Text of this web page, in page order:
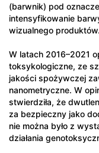
(barwnik) pod
intensyfikowanie
wizualnego produktów.
W latach 2016–2021
toksykologiczne, ze
jakości spożywczej
nanometryczne. W
stwierdziła, że
za bezpieczny jako
nie można było z
działania